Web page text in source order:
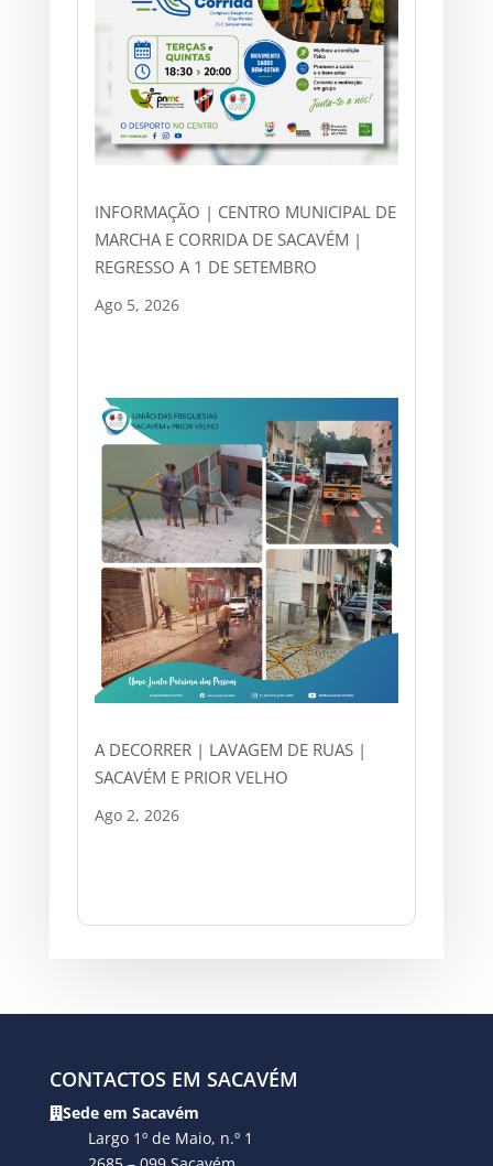
INFORMAÇÃO | CENTRO MUNICIPAL DE
MARCHA E CORRIDA DE SACAVÉM |
REGRESSO A 1 DE SETEMBRO
Ago 5, 2026
A DECORRER | LAVAGEM DE RUAS |
SACAVÉM E PRIOR VELHO
Ago 2, 2026
CONTACTOS EM SACAVÉM
Sede em Sacavém
Largo 1º de Maio, n.º 1